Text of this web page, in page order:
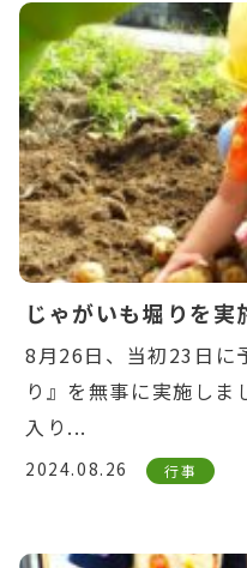
Warning: Undefined
/home/ikuyoukai/
content/themes/
box.phpon line7
じゃがいも堀りを実
8月26日、当初23日に
り』を無事に実施しま
入り...
2024.08.26 行事